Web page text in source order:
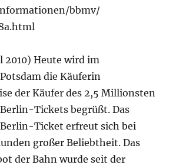
bbmv/
2010) Heute wird im
die Käuferin
der Käufer des 2,5 Millionsten
Tickets begrüßt. Das
Ticket erfreut sich bei
großer Beliebtheit. Das
der Bahn wurde seit der